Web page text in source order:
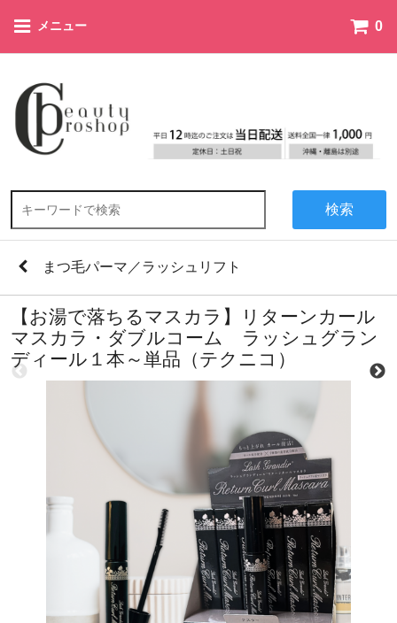
メニュー 0
検索
まつ毛パーマ／ラッシュリフト
【お湯で落ちるマスカラ】リターンカール
マスカラ・ダブルコーム ラッシュグラン
ディール１本～単品（テクニコ）